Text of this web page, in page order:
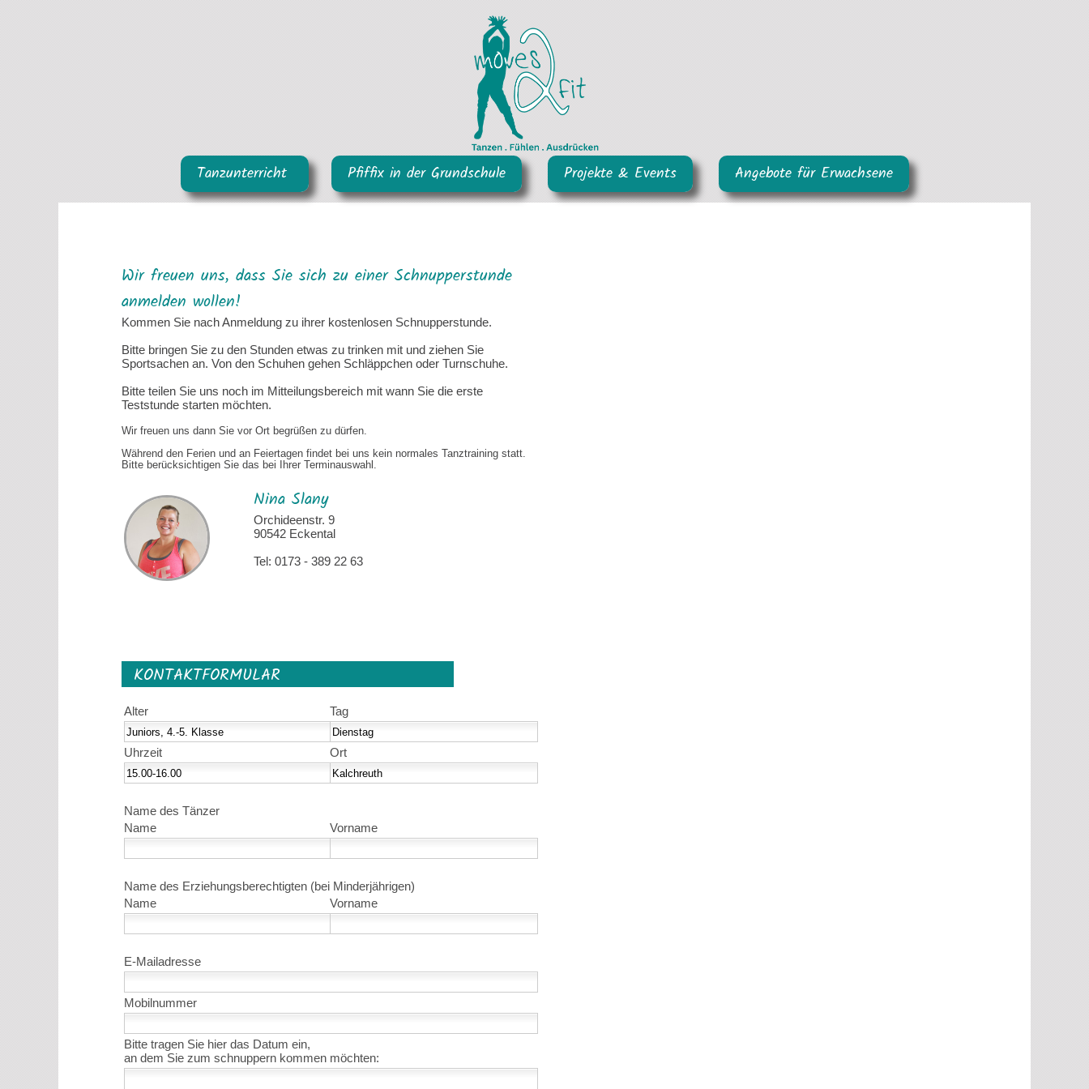
Tanzunterricht Pfiffix in der Grundschule Projekte & Events Angebote für Erwachsene
Wir freuen uns, dass Sie sich zu einer Schnupperstunde
anmelden wollen!
Kommen Sie nach Anmeldung zu ihrer kostenlosen Schnupperstunde.
Bitte bringen Sie zu den Stunden etwas zu trinken mit und ziehen Sie
Sportsachen an. Von den Schuhen gehen Schläppchen oder Turnschuhe.
Bitte teilen Sie uns noch im Mitteilungsbereich mit wann Sie die erste
Teststunde starten möchten.
Wir freuen uns dann Sie vor Ort begrüßen zu dürfen.
Während den Ferien und an Feiertagen findet bei uns kein normales Tanztraining statt.
Bitte berücksichtigen Sie das bei Ihrer Terminauswahl.
Nina Slany
Orchideenstr. 9
90542 Eckental
Tel: 0173 - 389 22 63
KONTAKTFORMULAR
Alter Tag
Uhrzeit Ort
Name des Tänzer
Name
Vorname
Name des Erziehungsberechtigten (bei Minderjährigen)
Name
Vorname
E-Mailadresse
Mobilnummer
Bitte tragen Sie hier das Datum ein,
an dem Sie zum schnuppern kommen möchten: